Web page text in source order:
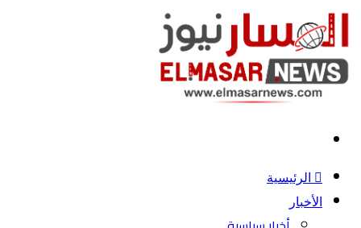
الرئيسية
الأخبار